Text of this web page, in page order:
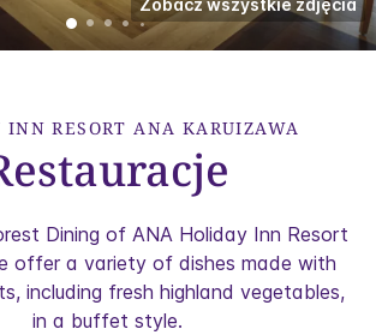
Zobacz wszystkie zdjęcia
RESORT ANA KARUIZAWA
Dining of ANA Holiday Inn Resort
offer a variety of dishes made with
including fresh highland vegetables,
in a buffet style.